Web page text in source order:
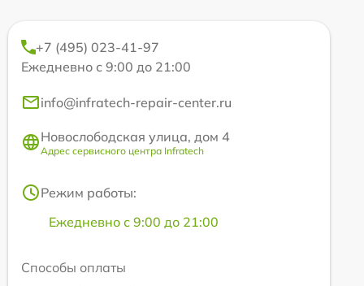
+7 (495) 023-41-97
Ежедневно с 9:00 до 21:00
info@infratech-repair-center.ru
Новослободская улица, дом 4
Адрес сервисного центра Infratech
Режим работы:
Ежедневно с 9:00 до 21:00
Способы оплаты